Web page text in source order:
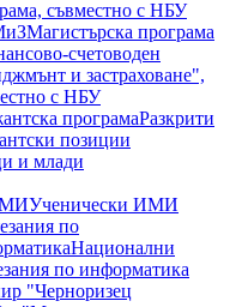
съвместно с НБУ
Магистърска програма
счетоводен
и застраховане",
с НБУ
програмаРазкрити
позиции
и млади
Ученически ИМИ
по
Национални
по информатика
"Черноризец